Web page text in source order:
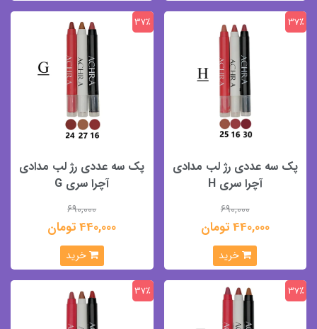
پک سه عددی رژ لب مدادی
آچرا سری H
690,000
440,000 تومان
37٪
خرید
پک سه عددی رژ لب مدادی
آچرا سری G
690,000
440,000 تومان
37٪
خرید
37٪ 37٪